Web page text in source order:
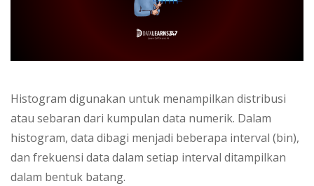
Histogram digunakan untuk menampilkan distribusi
atau sebaran dari kumpulan data numerik. Dalam
histogram, data dibagi menjadi beberapa interval (bin),
dan frekuensi data dalam setiap interval ditampilkan
dalam bentuk batang.